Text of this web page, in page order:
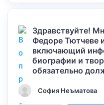
Здравствуйте!
Федоре Тютчеве
включающий
биографии и
обязательно
София Неъматова